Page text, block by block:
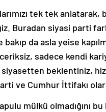
tek tek
Buradan siyasi parti
da asla yeise
sadece kendi
beklentiniz,
ve Cumhur İttifakı
mülkü olmadığını